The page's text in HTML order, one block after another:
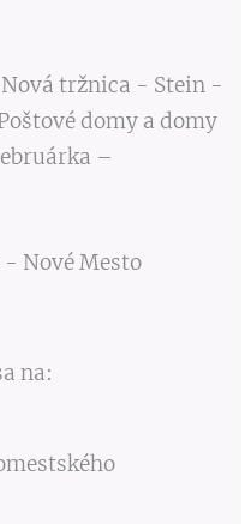
tržnica - Stein -
domy a domy
–
Nové Mesto
na: